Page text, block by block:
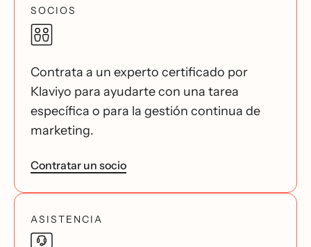
SOCIOS
Contrata a un experto certificado por
Klaviyo para ayudarte con una tarea
específica o para la gestión continua de
marketing.
Contratar un socio
ASISTENCIA